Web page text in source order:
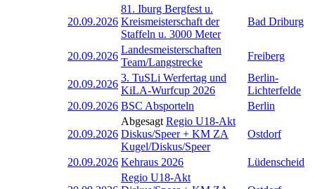
20.09.2026
81. Iburg Bergfest u.
Kreismeisterschaft der
Staffeln u. 3000 Meter
Bad Driburg
20.09.2026
Landesmeisterschaften
Team/Langstrecke
Freiberg
20.09.2026
3. TuSLi Werfertag und
KiLA-Wurfcup 2026
Berlin-
Lichterfelde
20.09.2026 BSC Absporteln Berlin
20.09.2026
Abgesagt Regio U18-Akt
Diskus/Speer + KM ZA
Kugel/Diskus/Speer
Ostdorf
20.09.2026 Kehraus 2026 Lüdenscheid
Regio U18-Akt